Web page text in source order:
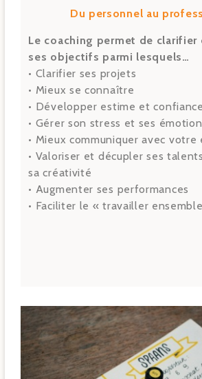
Du personnel au
Le coaching permet de clarifier
ses objectifs parmi lesquels…
• Clarifier ses projets
• Mieux se connaître
• Développer estime et confiance
• Gérer son stress et ses
• Mieux communiquer avec votre
• Valoriser et décupler ses
sa créativité
• Augmenter ses performances
• Faciliter le « travailler